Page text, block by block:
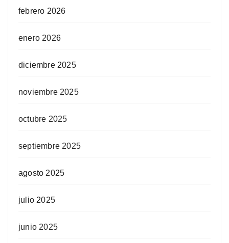
febrero 2026
enero 2026
diciembre 2025
noviembre 2025
octubre 2025
septiembre 2025
agosto 2025
julio 2025
junio 2025